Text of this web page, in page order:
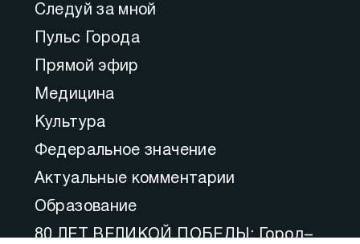
Следуй за мной
Пульс Города
Прямой эфир
Медицина
Культура
Федеральное значение
Актуальные комментарии
Образование
80 ЛЕТ ВЕЛИКОЙ ПОБЕДЫ: Город–